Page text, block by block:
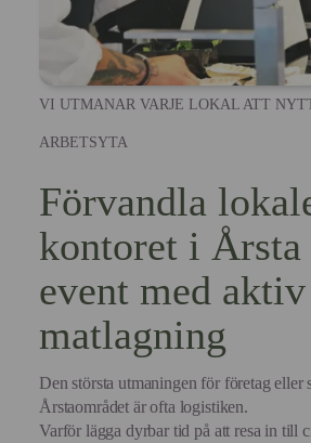
VI UTMANAR VARJE LOKAL ATT
ARBETSYTA
Förvandla
kontoret i
event med aktiv
matlagning
Den största utmaningen för företag eller
Årstaområdet är ofta logistiken.
Varför lägga dyrbar tid på att resa in till